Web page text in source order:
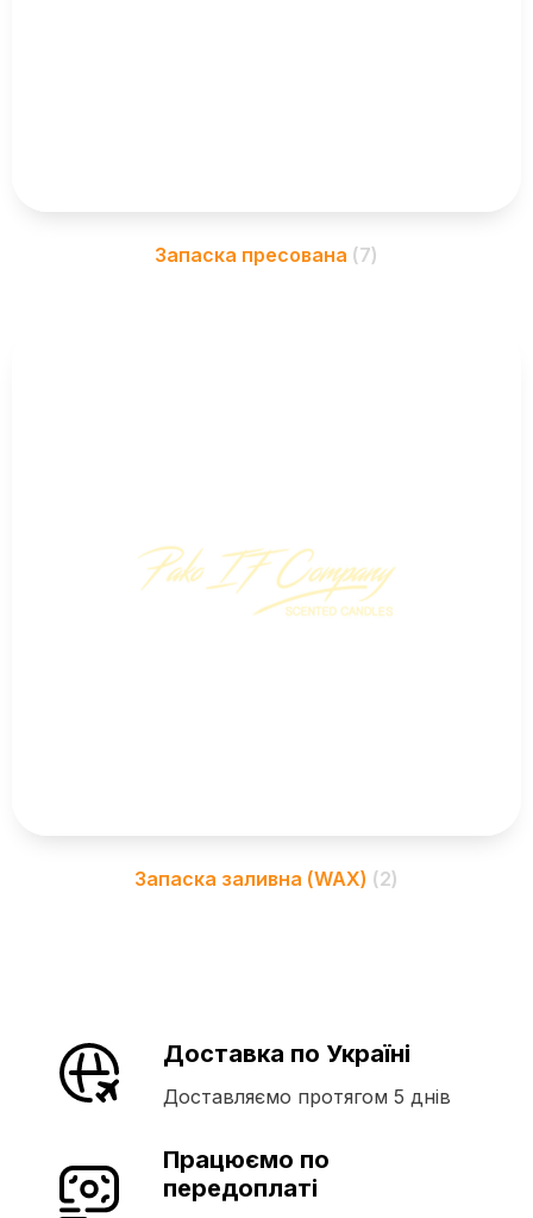
Запаска пресована (7)
Запаска заливна (WAX) (2)
Доставка по Україні
Доставляємо протягом 5 днів
Працюємо по
передоплаті